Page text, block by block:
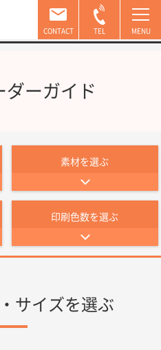
CONTACT TEL
CONTACT TEL
ダーガイド
素材を選ぶ
印刷色数を選ぶ
サイズを選ぶ